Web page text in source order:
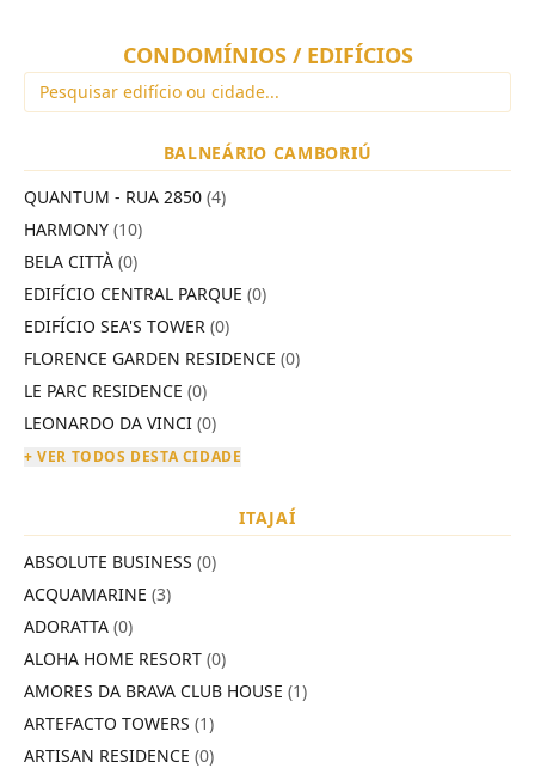
CONDOMÍNIOS / EDIFÍCIOS
BALNEÁRIO CAMBORIÚ
QUANTUM - RUA 2850 (4)
HARMONY (10)
BELA CITTÀ (0)
EDIFÍCIO CENTRAL PARQUE (0)
EDIFÍCIO SEA'S TOWER (0)
FLORENCE GARDEN RESIDENCE (0)
LE PARC RESIDENCE (0)
LEONARDO DA VINCI (0)
+ VER TODOS DESTA CIDADE
ITAJAÍ
ABSOLUTE BUSINESS (0)
ACQUAMARINE (3)
ADORATTA (0)
ALOHA HOME RESORT (0)
AMORES DA BRAVA CLUB HOUSE (1)
ARTEFACTO TOWERS (1)
ARTISAN RESIDENCE (0)